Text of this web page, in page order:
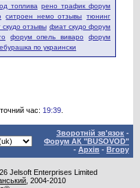
топлива рено трафик форум
ситроен немо отзывы
тюнинг
отзывы фиат скудо форум
форум опель виваро
форум
по украински
час: 19:39
Зворотній зв'язок -
Форум АК "BUSOVOD"
- Архів - Вгору
Jelsoft Enterprises Limited
, 2004-2010